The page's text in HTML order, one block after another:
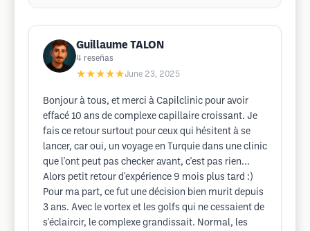
Guillaume TALON
4 reseñas
★★★★★June 23, 2025
Bonjour à tous, et merci à Capilclinic pour avoir
effacé 10 ans de complexe capillaire croissant. Je
fais ce retour surtout pour ceux qui hésitent à se
lancer, car oui, un voyage en Turquie dans une clinic
que l'ont peut pas checker avant, c'est pas rien...
Alors petit retour d'expérience 9 mois plus tard :)
Pour ma part, ce fut une décision bien murit depuis
3 ans. Avec le vortex et les golfs qui ne cessaient de
s'éclaircir, le complexe grandissait. Normal, les